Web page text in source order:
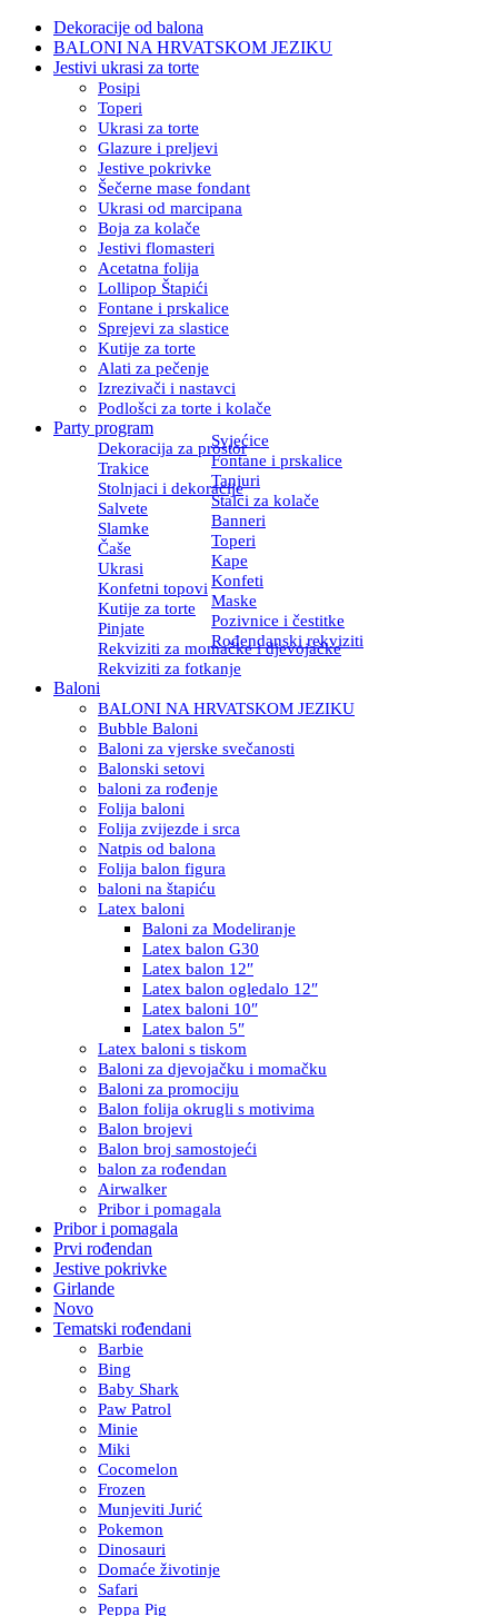
Dekoracije od balona
BALONI NA HRVATSKOM JEZIKU
Jestivi ukrasi za torte
Posipi
Toperi
Ukrasi za torte
Glazure i preljevi
Jestive pokrivke
Šečerne mase fondant
Ukrasi od marcipana
Boja za kolače
Jestivi flomasteri
Acetatna folija
Lollipop Štapići
Fontane i prskalice
Sprejevi za slastice
Kutije za torte
Alati za pečenje
Izrezivači i nastavci
Podlošci za torte i kolače
Party program
Dekoracija za prostor
Svjećice
Trakice
Fontane i prskalice
Stolnjaci i dekoracije
Tanjuri
Salvete
Stalci za kolače
Slamke
Banneri
Čaše
Toperi
Ukrasi
Kape
Konfetni topovi Konfeti
Kutije za torte
Maske
Pinjate
Pozivnice i čestitke
Rekviziti za momačke i djevojačke
Rođendanski rekviziti
Rekviziti za fotkanje
Baloni
BALONI NA HRVATSKOM JEZIKU
Bubble Baloni
Baloni za vjerske svečanosti
Balonski setovi
baloni za rođenje
Folija baloni
Folija zvijezde i srca
Natpis od balona
Folija balon figura
baloni na štapiću
Latex baloni
Baloni za Modeliranje
Latex balon G30
Latex balon 12″
Latex balon ogledalo 12″
Latex baloni 10″
Latex balon 5″
Latex baloni s tiskom
Baloni za djevojačku i momačku
Baloni za promociju
Balon folija okrugli s motivima
Balon brojevi
Balon broj samostojeći
balon za rođendan
Airwalker
Pribor i pomagala
Pribor i pomagala
Prvi rođendan
Jestive pokrivke
Girlande
Novo
Tematski rođendani
Barbie
Bing
Baby Shark
Paw Patrol
Minie
Miki
Cocomelon
Frozen
Munjeviti Jurić
Pokemon
Dinosauri
Domaće životinje
Safari
Peppa Pig